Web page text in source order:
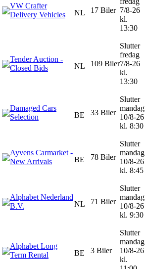
VW Crafter
Delivery Vehicles
NL 17 Biler 7/8-26
kl.
13:30
Tender Auction -
Closed Bids
NL 109 Biler
Slutter
fredag
7/8-26
kl.
13:30
Damaged Cars
Selection
BE 33 Biler
Slutter
mandag
10/8-26
kl. 8:30
Ayvens Carmarket -
New Arrivals
BE 78 Biler
Slutter
mandag
10/8-26
kl. 8:45
Alphabet Nederland
B.V.
NL 71 Biler
Slutter
mandag
10/8-26
kl. 9:30
Alphabet Long
Term Rental
BE 3 Biler
Slutter
mandag
10/8-26
kl.